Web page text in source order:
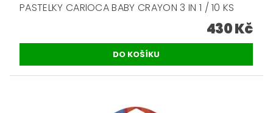
PASTELKY CARIOCA BABY CRAYON 3 IN 1 / 10 KS
430 Kč